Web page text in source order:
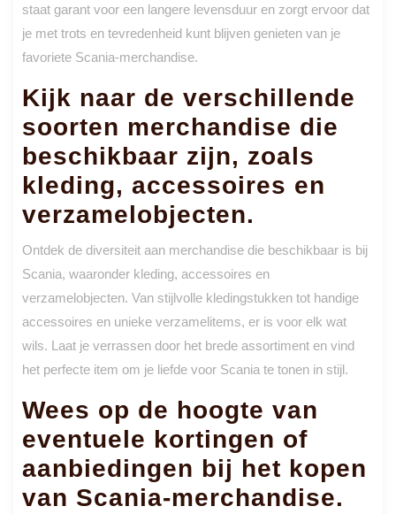
staat garant voor een langere levensduur en zorgt ervoor dat
je met trots en tevredenheid kunt blijven genieten van je
favoriete Scania-merchandise.
Kijk naar de verschillende
soorten merchandise die
beschikbaar zijn, zoals
kleding, accessoires en
verzamelobjecten.
Ontdek de diversiteit aan merchandise die beschikbaar is bij
Scania, waaronder kleding, accessoires en
verzamelobjecten. Van stijlvolle kledingstukken tot handige
accessoires en unieke verzamelitems, er is voor elk wat
wils. Laat je verrassen door het brede assortiment en vind
het perfecte item om je liefde voor Scania te tonen in stijl.
Wees op de hoogte van
eventuele kortingen of
aanbiedingen bij het kopen
van Scania-merchandise.